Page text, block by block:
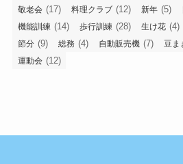
敬老会 (17) 料理クラブ (12) 新年 (5)
機能訓練 (14) 歩行訓練 (28) 生け花 (4)
節分 (9) 総務 (4) 自動販売機 (7) 豆ま
運動会 (12)